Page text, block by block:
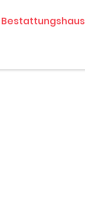
Bestattungshaus